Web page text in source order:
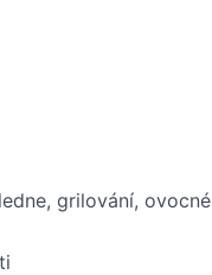
grilování, ovocné